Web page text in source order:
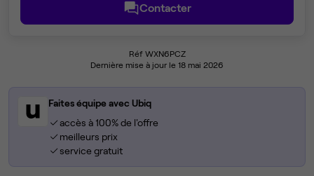
Contacter
Réf WXN6PCZ
Dernière mise à jour le 18 mai 2026
Faites équipe avec Ubiq
accès à 100% de l'offre
meilleurs prix
service gratuit